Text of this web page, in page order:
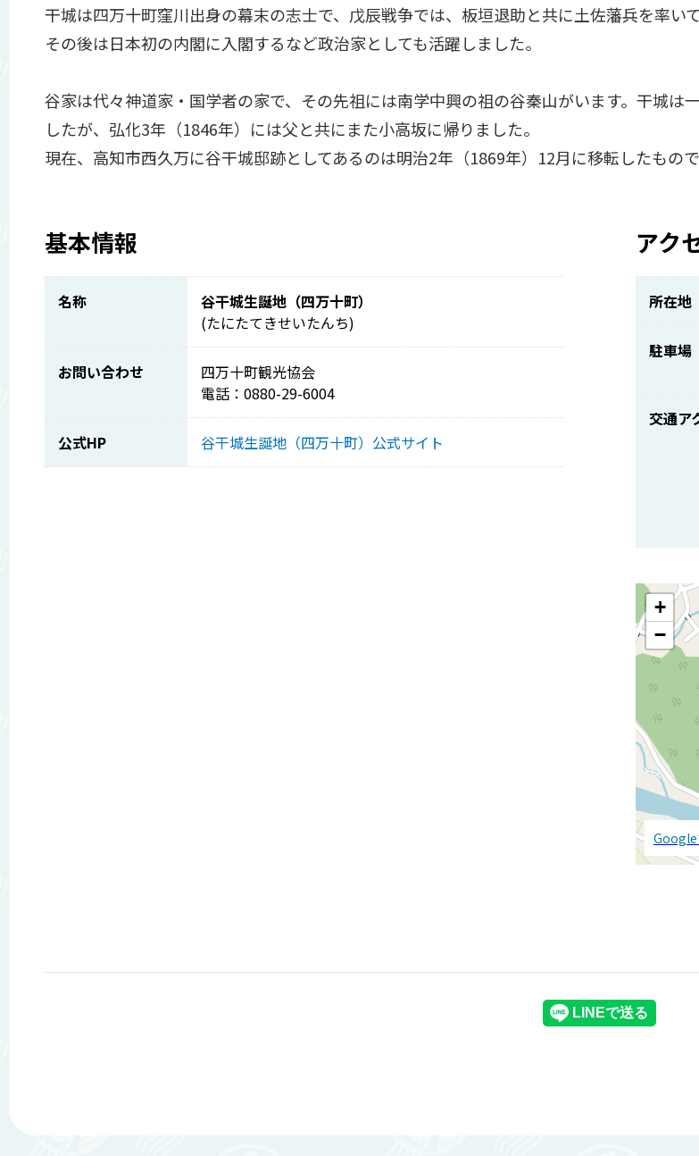
干城は四万十町窪川出身の幕末の志士で、戊辰戦争では、板垣退助と共に土佐藩兵を率い
その後は日本初の内閣に入閣するなど政治家としても活躍しました。
谷家は代々神道家・国学者の家で、その先祖には南学中興の祖の谷秦山がいます。干城
したが、弘化3年（1846年）には父と共にまた小高坂に帰りました。
現在、高知市西久万に谷干城邸跡としてあるのは明治2年（1869年）12月に移転したもので
基本情報
名称
谷干城生誕地（四万十町）
(たにたてきせいたんち)
お問い合わせ
四万十町観光協会
電話：0880-29-6004
公式HP 谷干城生誕地（四万十町）公式サイト
アク
所在地
駐車場
交通ア
+
−
Google